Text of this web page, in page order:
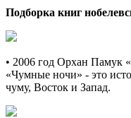
Подборка книг
• 2006 год Орхан Памук
«Чумные ночи» - это
чуму, Восток и Запад.